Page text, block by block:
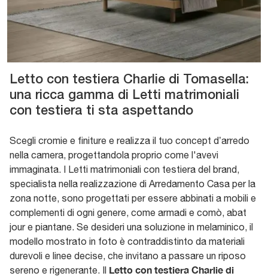
Letto con testiera Charlie di Tomasella:
una ricca gamma di Letti matrimoniali
con testiera ti sta aspettando
Scegli cromie e finiture e realizza il tuo concept d’arredo
nella camera, progettandola proprio come l'avevi
immaginata. I Letti matrimoniali con testiera del brand,
specialista nella realizzazione di Arredamento Casa per la
zona notte, sono progettati per essere abbinati a mobili e
complementi di ogni genere, come armadi e comò, abat
jour e piantane. Se desideri una soluzione in melaminico, il
modello mostrato in foto è contraddistinto da materiali
durevoli e linee decise, che invitano a passare un riposo
sereno e rigenerante. Il Letto con testiera Charlie di